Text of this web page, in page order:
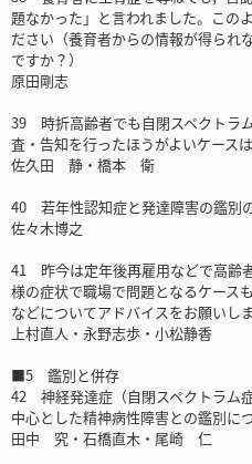
題なかった」と言われました。この
ださい（養育者からの情報が得られ
ですか？）
原田剛志
39 時折高齢者でも自閉スペクトラ
査・告知を行ったほうがよいケース
佐久田 静・橋本 衛
40 若年性認知症と発達障害の鑑別
佐々木博之
41 昨今は定年後再雇用などで高齢
様の症状で職場で問題となるケース
などについてアドバイスをお願いし
上村直人・永野志歩・小松静香
■5 鑑別と併存
42 神経発達症（自閉スペクトラム
中心とした精神病性障害との鑑別に
田中 究・石橋直木・尾崎 仁